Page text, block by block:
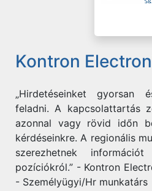
Kontron
„Hirdetéseinket gyorsan
feladni. A kapcsolattartás
azonnal vagy rövid időn
kérdéseinkre. A regionális
szerezhetnek
pozíciókról.” - Kontron
- Személyügyi/Hr munkatárs